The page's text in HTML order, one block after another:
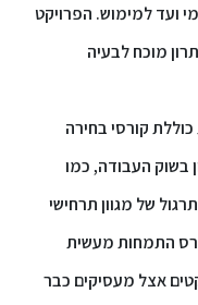
ועד למימוש. הפרויקט
מוכח לבעיה
קורסי בחירה
בשוק העבודה, כמו
של מגוון תרחישי
התמחות מעשית
אצל מעסיקים כבר